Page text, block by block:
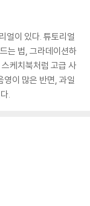
얼이 있다. 튜토리얼
는 법, 그라데이션하
케치북처럼 고급 사
영이 많은 반면, 과일
.